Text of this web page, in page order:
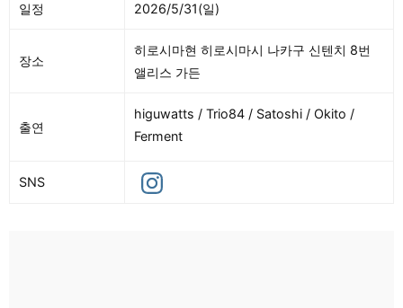
일정 2026/5/31(일)
장소
히로시마현 히로시마시 나카구 신텐치 8번
앨리스 가든
출연
higuwatts / Trio84 / Satoshi / Okito /
Ferment
SNS